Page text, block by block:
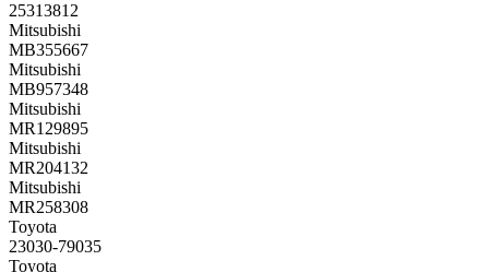
25313812
Mitsubishi
MB355667
Mitsubishi
MB957348
Mitsubishi
MR129895
Mitsubishi
MR204132
Mitsubishi
MR258308
Toyota
23030-79035
Toyota